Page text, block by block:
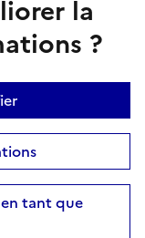
la
?
tant que